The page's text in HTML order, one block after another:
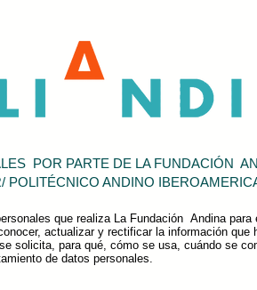
POR PARTE DE LA FUNDACIÓN
POLITÉCNICO ANDINO
que realiza La Fundación Andina para
actualizar y rectificar la información que
solicita, para qué, cómo se usa, cuándo se
de datos personales.